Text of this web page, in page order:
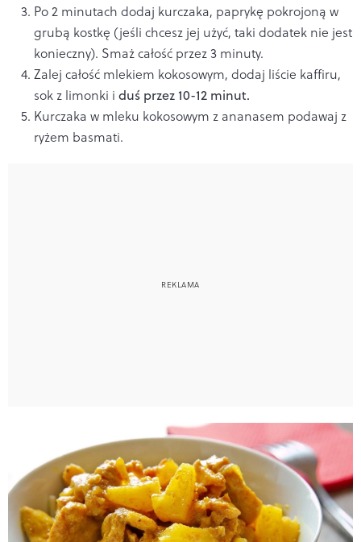
Po 2 minutach dodaj kurczaka, paprykę pokrojoną w
grubą kostkę (jeśli chcesz jej użyć, taki dodatek nie jest
konieczny). Smaż całość przez 3 minuty.
Zalej całość mlekiem kokosowym, dodaj liście kaffiru,
sok z limonki i duś przez 10-12 minut.
Kurczaka w mleku kokosowym z ananasem podawaj z
ryżem basmati.